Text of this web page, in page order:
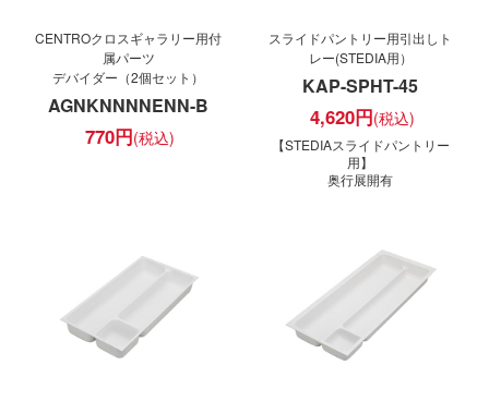
CENTROクロスギャラリー用付
属パーツ
デバイダー（2個セット）
AGNKNNNNENN-B
770円
スライドパントリー用引出しト
レー(STEDIA用）
KAP-SPHT-45
4,620円
【STEDIAスライドパントリー
用】
奥行展開有